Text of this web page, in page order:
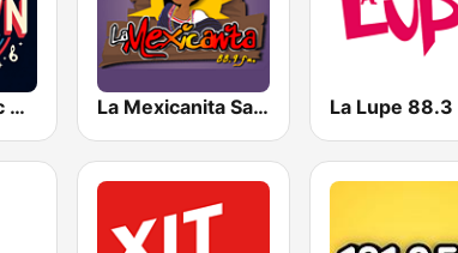
Motown Magic Oldies La Mexicanita Sapichu